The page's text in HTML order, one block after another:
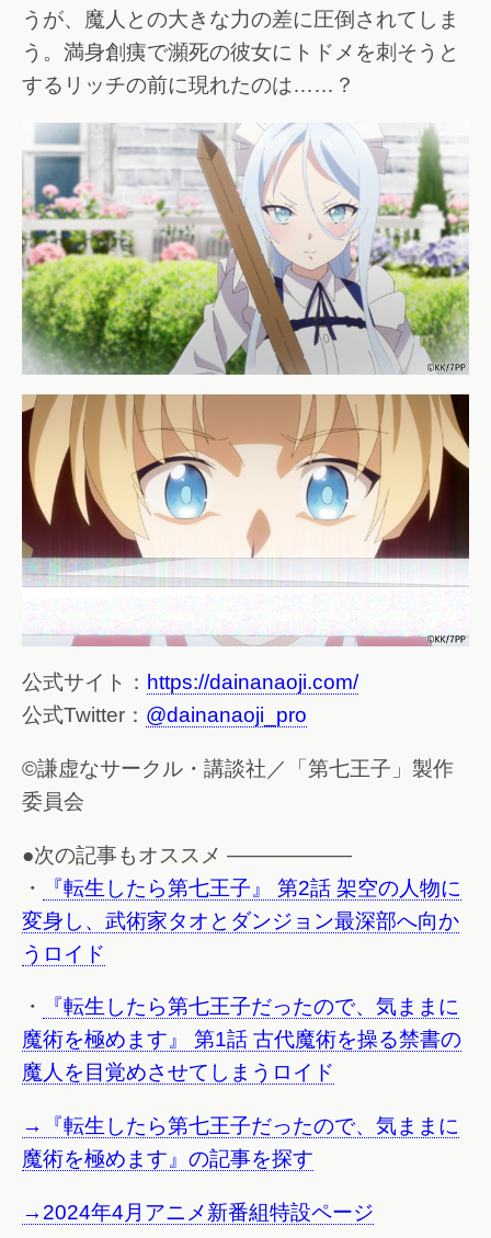
うが、魔人との大きな力の差に圧倒されてしま
う。満身創痍で瀕死の彼女にトドメを刺そうと
するリッチの前に現れたのは……？
公式サイト： https://dainanaoji.com/
公式Twitter： @dainanaoji_pro
©謙虚なサークル・講談社／「第七王子」製作
委員会
●次の記事もオススメ ——————
・
『転生したら第七王子』 第2話 架空の人物に
変身し、武術家タオとダンジョン最深部へ向か
うロイド
・
『転生したら第七王子だったので、気ままに
魔術を極めます』 第1話 古代魔術を操る禁書の
魔人を目覚めさせてしまうロイド
→『転生したら第七王子だったので、気ままに
魔術を極めます』の記事を探す
→2024年4月アニメ新番組特設ページ